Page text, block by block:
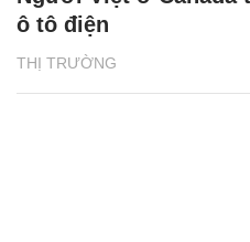
THỊ TRƯỜNG
ô tô điện